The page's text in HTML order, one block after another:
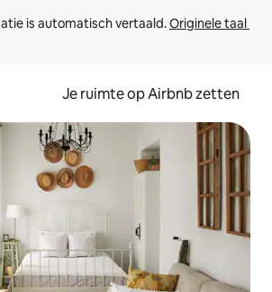
is automatisch vertaald. Originele taal
Je ruimte op Airbnb zetten